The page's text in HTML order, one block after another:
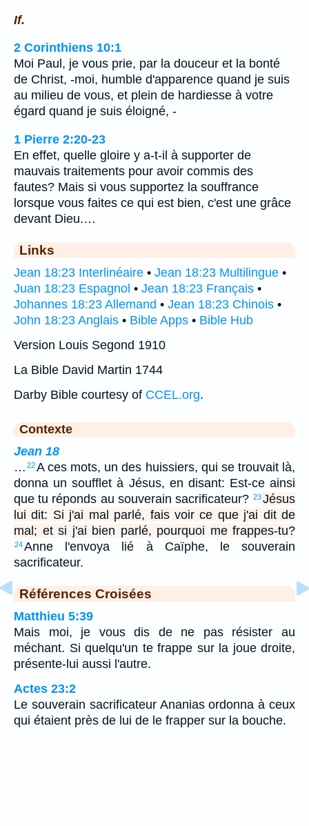
If.
2 Corinthiens 10:1
Moi Paul, je vous prie, par la douceur et la bonté
de Christ, -moi, humble d'apparence quand je suis
au milieu de vous, et plein de hardiesse à votre
égard quand je suis éloigné, -
1 Pierre 2:20-23
En effet, quelle gloire y a-t-il à supporter de
mauvais traitements pour avoir commis des
fautes? Mais si vous supportez la souffrance
lorsque vous faites ce qui est bien, c'est une grâce
devant Dieu.…
Links
Jean 18:23 Interlinéaire • Jean 18:23 Multilingue •
Juan 18:23 Espagnol • Jean 18:23 Français •
Johannes 18:23 Allemand • Jean 18:23 Chinois •
John 18:23 Anglais • Bible Apps • Bible Hub
Version Louis Segond 1910
La Bible David Martin 1744
Darby Bible courtesy of CCEL.org.
Contexte
Jean 18
… 22A ces mots, un des huissiers, qui se trouvait là,
donna un soufflet à Jésus, en disant: Est-ce ainsi
que tu réponds au souverain sacrificateur? 23Jésus
lui dit: Si j'ai mal parlé, fais voir ce que j'ai dit de
mal; et si j'ai bien parlé, pourquoi me frappes-tu?
24Anne l'envoya lié à Caïphe, le souverain
sacrificateur.
Références Croisées
Matthieu 5:39
Mais moi, je vous dis de ne pas résister au
méchant. Si quelqu'un te frappe sur la joue droite,
présente-lui aussi l'autre.
Actes 23:2
Le souverain sacrificateur Ananias ordonna à ceux
qui étaient près de lui de le frapper sur la bouche.